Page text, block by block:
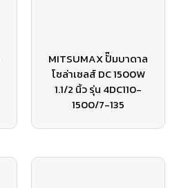
MITSUMAX ปั๊มบาดาล
โซล่าเซลส์ DC 1500W
1.1/2 นิ้ว รุ่น 4DC110-
1500/7-135